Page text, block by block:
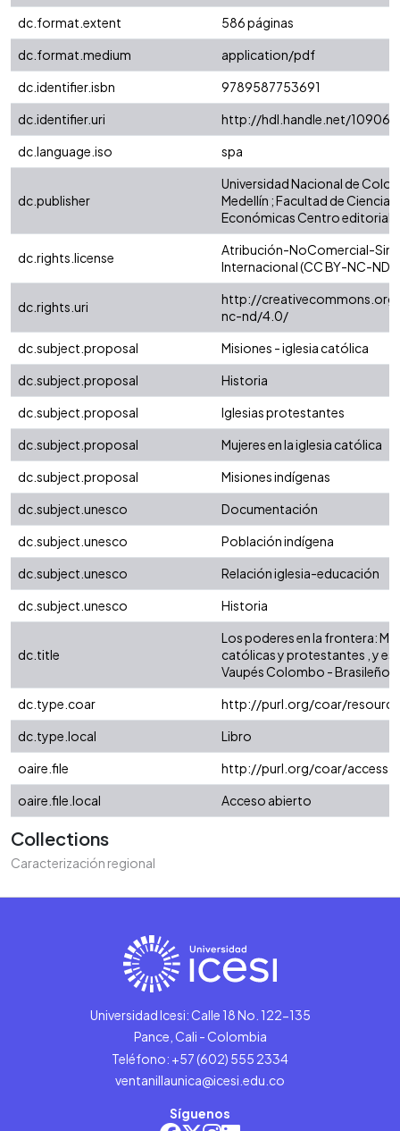
dc.format.extent
586 páginas
dc.format.medium
application/pdf
dc.identifier.isbn
9789587753691
dc.identifier.uri
http://hdl.handle.net/10906/
dc.language.iso
spa
dc.publisher
Universidad Nacional de
Medellín ; Facultad de Ciencias
Económicas Centro editorial
dc.rights.license
Atribución-NoComercial-
Internacional (CC BY-NC-ND
dc.rights.uri
http://
nc-nd/4.0/
dc.subject.proposal
Misiones - iglesia católica
dc.subject.proposal
Historia
dc.subject.proposal
Iglesias protestantes
dc.subject.proposal
Mujeres en la iglesia católica
dc.subject.proposal
Misiones indígenas
dc.subject.unesco
Documentación
dc.subject.unesco
Población indígena
dc.subject.unesco
Relación iglesia-educación
dc.subject.unesco
Historia
dc.title
Los poderes en la frontera:
católicas y protestantes , y
Vaupés Colombo - Brasileño
dc.type.coar
http://purl.org/coar/
dc.type.local
Libro
oaire.file
http://purl.org/coar/
oaire.file.local
Acceso abierto
Collections
Caracterización regional
Universidad Icesi: Calle 18 No. 122-135
Pance, Cali - Colombia
Teléfono: +57 (602) 555 2334
ventanillaunica@icesi.edu.co
Síguenos